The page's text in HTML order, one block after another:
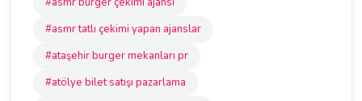
#asmr tatlı çekimi yapan ajanslar
#ataşehir burger mekanları pr
#atölye bilet satışı pazarlama